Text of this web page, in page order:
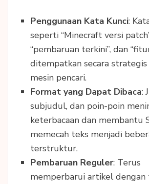
Penggunaan Kata Kunci:
seperti “Minecraft versi
“pembaruan terkini”, dan
ditempatkan secara
mesin pencari.
Format yang Dapat Dibaca:
subjudul, dan poin-poin
keterbacaan dan membantu
memecah teks menjadi
terstruktur.
Pembaruan Reguler: Terus
memperbarui artikel dengan